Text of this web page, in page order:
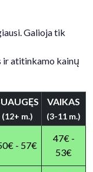
Galioja tik
ir atitinkamo kainų
(12+ m.)
VAIKAS
(3-11 m.)
- 57€
47€ -
53€